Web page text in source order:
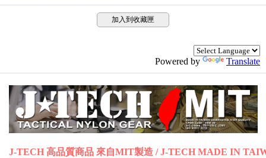
加入到收藏匣
Powered by Translate
J-TECH 高品質商品 來自MIT製造 / J-TECH MADE IN